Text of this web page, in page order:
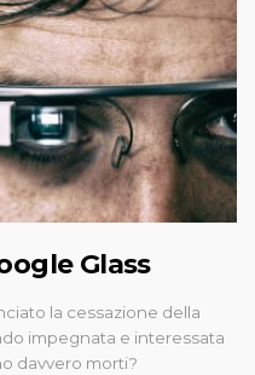
Glass
la cessazione della
impegnata e interessata
davvero morti?